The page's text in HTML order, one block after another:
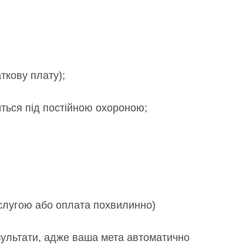
плату);
під постійною охороною;
або оплата похвилинно)
адже ваша мета автоматично